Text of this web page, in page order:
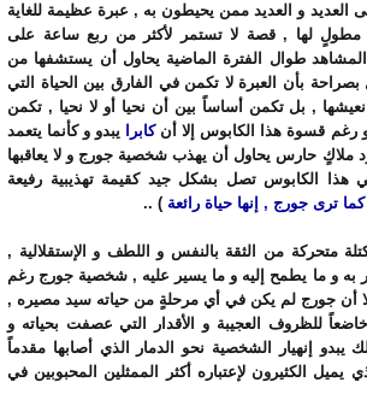
العديد و العديد ممن يحيطون به , عبرة عظيمة للغاية
مطولٍ لها , قصة لا تستمر لأكثر من ربع ساعة على
طوال الفترة الماضية يحاول أن يستشفها من
بأن العبرة لا تكمن في الفارق بين الحياة التي
, بل تكمن أساساً بين أن نحيا أو لا نحيا , تكمن
رغم قسوة هذا الكابوس إلا أنكابرا
يبدو و كأنما يتعمد
ملاكٍ حارس يحاول أن يهذب شخصية جورج و لا يعاقبها
هذا الكابوس تصل بشكل جيد كقيمة تهذيبية رفيعة
كما ترى جورج , إنها حياة رائعة ) ..
متحركة من الثقة بالنفس و اللطف و الإستقلالية ,
به و ما يطمح إليه و ما يسير عليه , شخصية جورج رغم
إلا أن جورج لم يكن في أي مرحلةٍ من حياته سيد مصيره ,
للظروف العجيبة و الأقدار التي عصفت بحياته و
إنهيار الشخصية نحو الدمار الذي أصابها مقدماً
الكثيرون لإعتباره أكثر الممثلين المحبوبين في